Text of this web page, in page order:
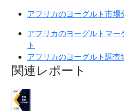
アフリカのヨーグルト市場
アフリカのヨーグルトマー
ト
アフリカのヨーグルト調査
関連レポート